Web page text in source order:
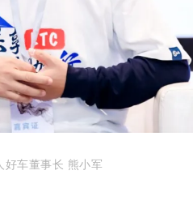
好车董事长 熊小军